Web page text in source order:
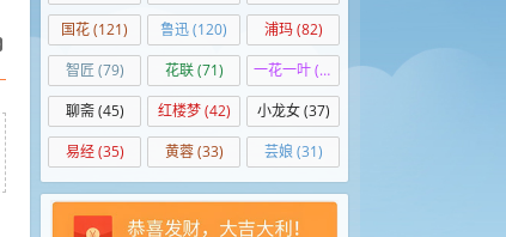
国花(121) 鲁迅(120) 浦玛(82)
智匠 (79) 花联(71) 一花一叶(50)
聊斋(45) 红楼梦(42) 小龙女(37)
易经(35) 黄蓉(33) 芸娘 (31)